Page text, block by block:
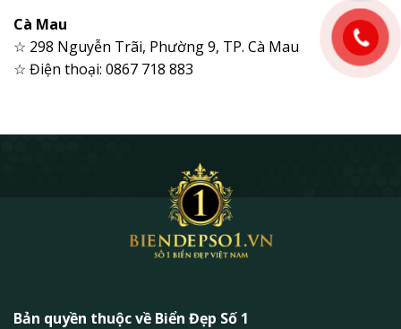
Cà Mau
☆ 298 Nguyễn Trãi, Phường 9, TP. Cà Mau
☆ Điện thoại: 0867 718 883
Bản quyền thuộc về Biển Đẹp Số 1